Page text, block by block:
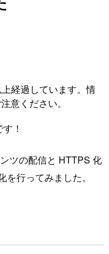
経過しています。情
意ください。
！
ツの配信と HTTPS 化
行ってみました。